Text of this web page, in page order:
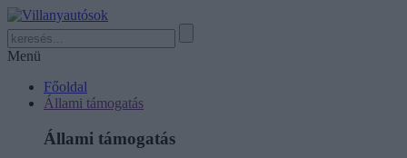
Menü
Főoldal
Állami támogatás
Állami támogatás